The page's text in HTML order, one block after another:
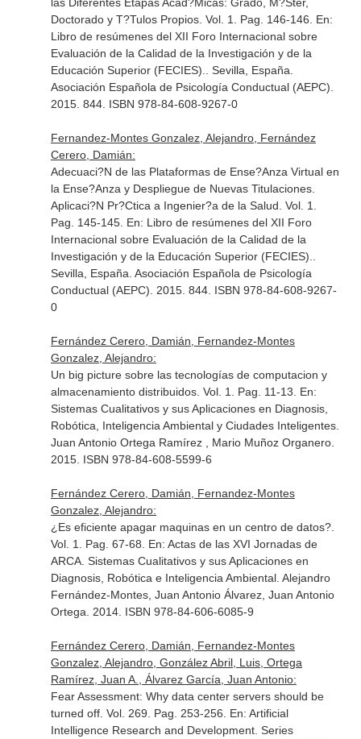
Doctorado y T?Tulos Propios. Vol. 1. Pag. 146-146. En:
Libro de resúmenes del XII Foro Internacional sobre
Evaluación de la Calidad de la Investigación y de la
Educación Superior (FECIES).
. Sevilla, España.
Asociación Española de Psicología Conductual (AEPC).
2015. 844. ISBN 978-84-608-9267-0
Fernandez-Montes Gonzalez, Alejandro, Fernández
Cerero, Damián:
Adecuaci?N de las Plataformas de Ense?Anza Virtual en
la Ense?Anza y Despliegue de Nuevas Titulaciones.
Aplicaci?N Pr?Ctica a Ingenier?a de la Salud. Vol. 1.
Pag. 145-145. En: Libro de resúmenes del XII Foro
Internacional sobre Evaluación de la Calidad de la
Investigación y de la Educación Superior (FECIES).
Sevilla, España. Asociación Española de Psicología
Conductual (AEPC). 2015. 844. ISBN 978-84-608-9267-
0
Fernández Cerero, Damián, Fernandez-Montes
Gonzalez, Alejandro:
Un big picture sobre las tecnologías de computacion y
almacenamiento distribuidos. Vol. 1. Pag. 11-13. En:
Sistemas Cualitativos y sus Aplicaciones en Diagnosis,
Robótica, Inteligencia Ambiental y Ciudades Inteligentes.
Juan Antonio Ortega Ramírez , Mario Muñoz Organero.
2015. ISBN 978-84-608-5599-6
Fernández Cerero, Damián, Fernandez-Montes
Gonzalez, Alejandro:
¿Es eficiente apagar maquinas en un centro de datos?.
Vol. 1. Pag. 67-68. En: Actas de las XVI Jornadas de
ARCA. Sistemas Cualitativos y sus Aplicaciones en
Diagnosis, Robótica e Inteligencia Ambiental. Alejandro
Fernández-Montes, Juan Antonio Álvarez, Juan Antonio
Ortega. 2014. ISBN 978-84-606-6085-9
Fernández Cerero, Damián, Fernandez-Montes
Gonzalez, Alejandro, González Abril, Luis, Ortega
Ramírez, Juan A., Álvarez García, Juan Antonio:
Fear Assessment: Why data center servers should be
turned off. Vol. 269. Pag. 253-256. En: Artificial
Intelligence Research and Development. Series